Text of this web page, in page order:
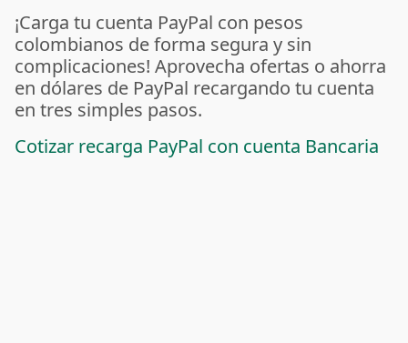
¡Carga tu cuenta PayPal con pesos
colombianos de forma segura y sin
complicaciones! Aprovecha ofertas o ahorra
en dólares de PayPal recargando tu cuenta
en tres simples pasos.
Cotizar recarga PayPal con cuenta Bancaria